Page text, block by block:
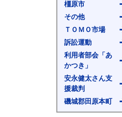
橿原市
その他
ＴＯＭＯ市場
訴訟運動
利用者部会「あ
かつき」
安永健太さん支
援裁判
磯城郡田原本町